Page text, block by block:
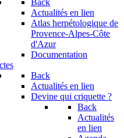
Back
Actualités en lien
Atlas herpétologique de
Provence-Alpes-Côte
d'Azur
Documentation
Back
Actualités en lien
Devine qui criquette ?
Back
Actualités
en lien